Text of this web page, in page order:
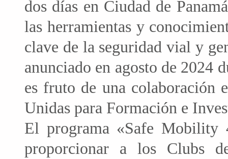
dos días en Ciudad de
las herramientas y
clave de la seguridad vial y
anunciado en agosto de 2024
es fruto de una colaboración
Unidas para Formación e
El programa «Safe
proporcionar a los Clubs